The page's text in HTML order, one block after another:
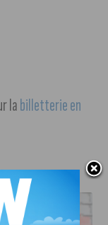
labilletterie en